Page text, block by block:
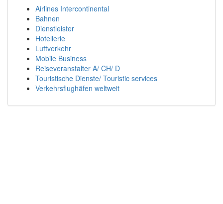
Airlines Intercontinental
Bahnen
Dienstleister
Hotellerie
Luftverkehr
Mobile Business
Reiseveranstalter A/ CH/ D
Touristische Dienste/ Touristic services
Verkehrsflughäfen weltweit